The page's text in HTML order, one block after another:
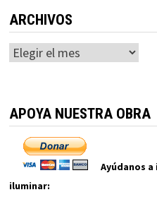
ARCHIVOS
Archivos
APOYA NUESTRA OBRA
Ayúdanos
iluminar: